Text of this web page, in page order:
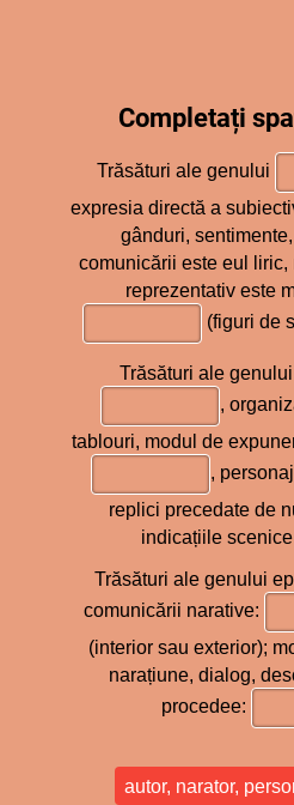
Completați
Trăsături ale genului
expresia directă a
gânduri,
comunicării este eul
reprezentativ este
(figuri de
Trăsături ale
,
tablouri, modul de
,
replici precedate de
indicațiile
Trăsături ale genului
comunicării narative:
(interior sau exterior);
narațiune, dialog,
procedee:
autor, narator,